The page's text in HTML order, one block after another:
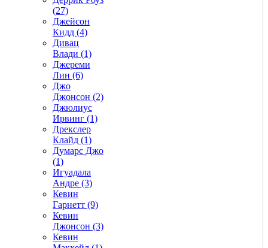
(27)
Джейсон
Кидд (4)
Дивац
Влади (1)
Джереми
Лин (6)
Джо
Джонсон (2)
Джюлиус
Ирвинг (1)
Дрекслер
Клайд (1)
Думарс Джо
(1)
Игуадала
Андре (3)
Кевин
Гарнетт (9)
Кевин
Джонсон (3)
Кевин